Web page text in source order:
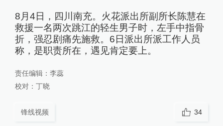
8月4日，四川南充。火花派出所副所长陈慧在
救援一名两次跳江的轻生男子时，左手中指骨
折，强忍剧痛先施救。6日派出所派工作人员
称，是职责所在，遇见肯定要上。
责任编辑： 李蕊
校对： 丁晓
锋线视频 34